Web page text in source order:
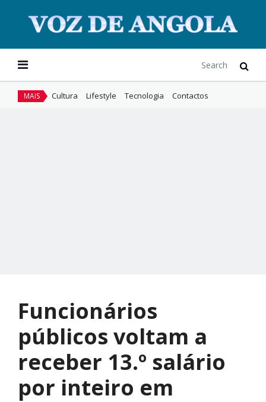
MAIS Cultura Lifestyle Tecnologia Contactos
Funcionários
públicos voltam a
receber 13.º salário
por inteiro em